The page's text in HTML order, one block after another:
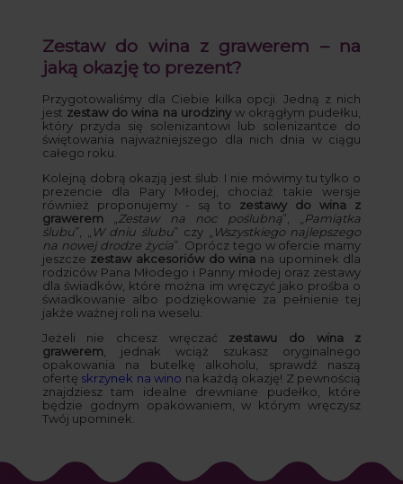
Zestaw do wina z grawerem – na
jaką okazję to prezent?
Przygotowaliśmy dla Ciebie kilka opcji. Jedną z nich
jest zestaw do wina na urodzinyw okrągłym pudełku,
który przyda się solenizantowi lub solenizantce do
świętowania najważniejszego dla nich dnia w ciągu
całego roku.
Kolejną dobrą okazją jest ślub. I nie mówimy tu tylko o
prezencie dla Pary Młodej, chociaż takie wersje
również proponujemy - są to zestawy do wina z
grawerem„ Zestaw na noc poślubną”, „
Pamiątka
ślubu”, „ W dniu ślubu” czy „
Wszystkiego najlepszego
na nowej drodze życia”. Oprócz tego w ofercie mamy
jeszcze zestaw akcesoriów do wina na upominek dla
rodziców Pana Młodego i Panny młodej oraz zestawy
dla świadków, które można im wręczyć jako prośba o
świadkowanie albo podziękowanie za pełnienie tej
jakże ważnej roli na weselu.
Jeżeli nie chcesz wręczać zestawu do wina z
grawerem, jednak wciąż szukasz oryginalnego
opakowania na butelkę alkoholu, sprawdź naszą
ofertę skrzynek na wino na każdą okazję! Z pewnością
znajdziesz tam idealne drewniane pudełko, które
będzie godnym opakowaniem, w którym wręczysz
Twój upominek.